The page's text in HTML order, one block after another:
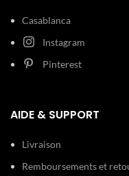
Casablanca
Instagram
Pinterest
AIDE & SUPPORT
Livraison
Remboursements et